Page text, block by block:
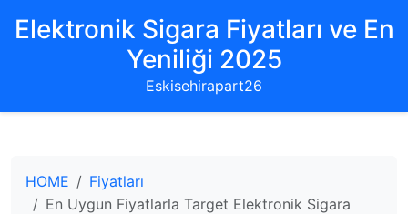
Elektronik Sigara Fiyatları ve En
Yeniliği 2025
Eskisehirapart26
HOME
Fiyatları
En Uygun Fiyatlarla Target Elektronik Sigara